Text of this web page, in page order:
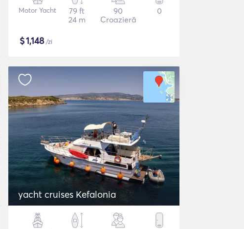
Motor Yacht
79 ft
24 m
90
Croazieră
0
$1,148/zi
yacht cruises Kefalonia